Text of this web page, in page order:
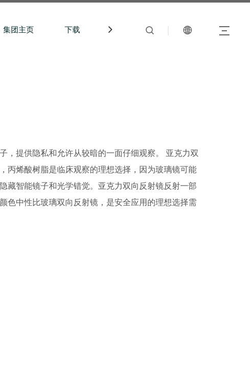
集团主页 下载 中文站
，提供隐私和允许从较暗的一面仔细观察。 亚克力双
丙烯酸树脂是临床观察的理想选择，因为玻璃镜可能
藏智能镜子和光学错觉。亚克力双向反射镜反射一部
色中性比玻璃双向反射镜，是安全应用的理想选择需